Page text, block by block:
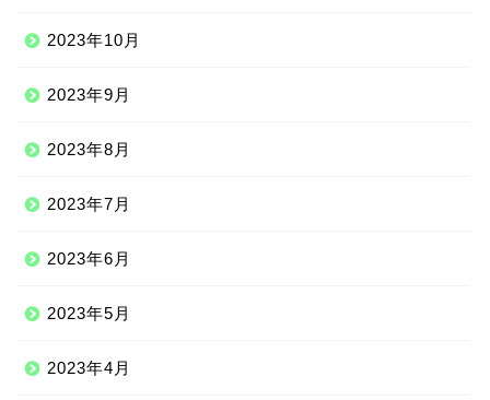
2023年10月
2023年9月
2023年8月
2023年7月
2023年6月
2023年5月
2023年4月